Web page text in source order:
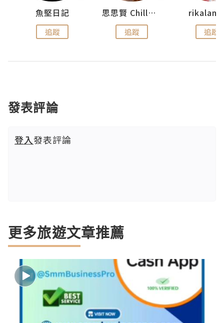
魚堅日記
追蹤
思思賢 ChillMyBabe
追蹤 追蹤
發表評論
登入發表評論
更多旅遊文章推薦